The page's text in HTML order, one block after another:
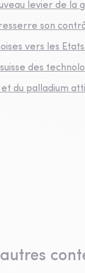
levier de la
son
vers les
des
du palladium